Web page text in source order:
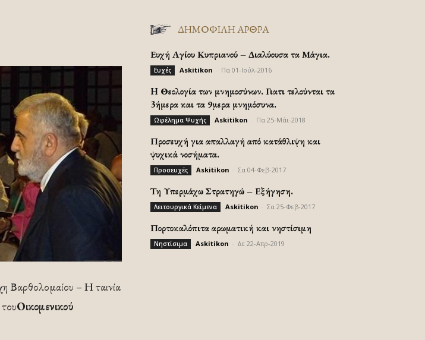
Βαρθολομαίου – Η ταινία
Οικομενικού
ΔΗΜΟΦΙΛΗ ΑΡΘΡΑ
Ευχή Αγίου Κυπριανού – Διαλύουσα τα Μάγια.
Ευχές Askitikon Πα 01-Ιούλ-2016
H Θεολογία των μνημοσύνων. Γιατι τελούνται τα
3ήμερα και τα 9μερα μνημόσυνα.
Ωφέλημα Ψυχής Askitikon Πα 25-Μάι-2018
Προσευχή για απαλλαγή από κατάθλιψη και
ψυχικά νοσήματα.
Προσευχές Askitikon Σα 04-Φεβ-2017
Τη Υπερμάχω Στρατηγώ – Εξήγηση.
Λειτουργικά Κείμενα Askitikon Σα 25-Φεβ-2017
Πορτοκαλόπιτα αρωματική και νηστίσιμη
Νηστίσιμα Askitikon Δε 22-Απρ-2019